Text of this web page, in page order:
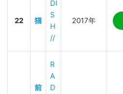
22 猫
DI
S
H
//
2017年
前
R
A
D